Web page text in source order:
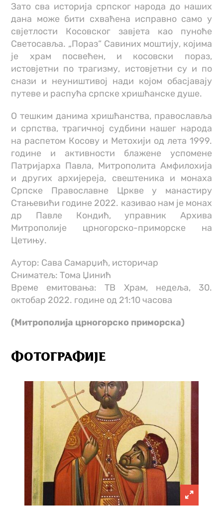
Зато сва историја српског народа до наших
дана може бити схваћена исправно само у
свјетлости Косовског завјета као пуноће
Светосавља. „Пораз“ Савиних моштију, којима
је храм посвећен, и косовски пораз,
истовјетни по трагизму, истовјетни су и по
снази и неуништивој нади којом обасјавају
путеве и распућа српске хришћанске душе.
О тешким данима хришћанства, православља
и српства, трагичној судбини нашег народа
на распетом Косову и Метохији од лета 1999.
године и активности блажене успомене
Патријарха Павла, Митрополита Амфилохија
и других архијереја, свештеника и монаха
Српске Православне Цркве у манастиру
Стањевићи године 2022. казивао нам је монах
др Павле Кондић, управник Архива
Митрополије црногорско-приморске на
Цетињу.
Аутор: Сава Самарџић, историчар
Сниматељ: Тома Џинић
Време емитовања: ТВ Храм, недеља, 30.
октобар 2022. године од 21:10 часова
(Митрополија црногорско приморска)
ФОТОГРАФИЈЕ